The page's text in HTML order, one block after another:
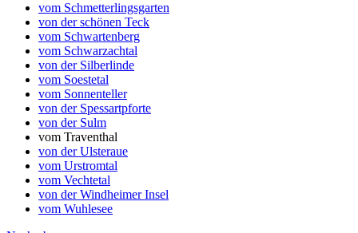
vom Schmetterlingsgarten
von der schönen Teck
vom Schwartenberg
vom Schwarzachtal
von der Silberlinde
vom Soestetal
vom Sonnenteller
von der Spessartpforte
von der Sulm
vom Traventhal
von der Ulsteraue
vom Urstromtal
vom Vechtetal
von der Windheimer Insel
vom Wuhlesee